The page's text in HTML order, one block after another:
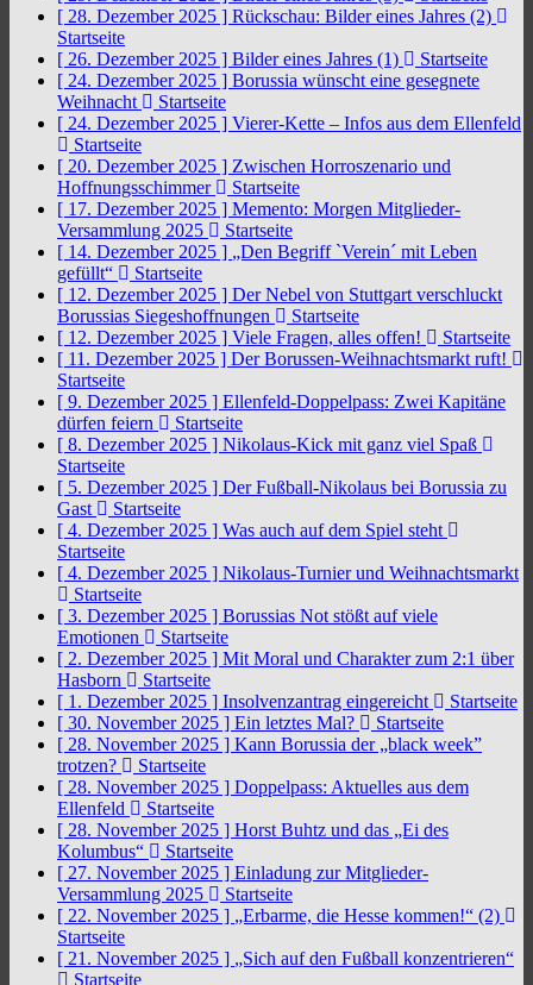
[ 28. Dezember 2025 ] Rückschau: Bilder eines Jahres (2)
Startseite
[ 26. Dezember 2025 ] Bilder eines Jahres (1)
Startseite
[ 24. Dezember 2025 ] Borussia wünscht eine gesegnete
Weihnacht
Startseite
[ 24. Dezember 2025 ] Vierer-Kette – Infos aus dem Ellenfeld
Startseite
[ 20. Dezember 2025 ] Zwischen Horroszenario und
Hoffnungsschimmer
Startseite
[ 17. Dezember 2025 ] Memento: Morgen Mitglieder-
Versammlung 2025
Startseite
[ 14. Dezember 2025 ] „Den Begriff `Verein´ mit Leben
gefüllt“
Startseite
[ 12. Dezember 2025 ] Der Nebel von Stuttgart verschluckt
Borussias Siegeshoffnungen
Startseite
[ 12. Dezember 2025 ] Viele Fragen, alles offen!
Startseite
[ 11. Dezember 2025 ] Der Borussen-Weihnachtsmarkt ruft!
Startseite
[ 9. Dezember 2025 ] Ellenfeld-Doppelpass: Zwei Kapitäne
dürfen feiern
Startseite
[ 8. Dezember 2025 ] Nikolaus-Kick mit ganz viel Spaß
Startseite
[ 5. Dezember 2025 ] Der Fußball-Nikolaus bei Borussia zu
Gast
Startseite
[ 4. Dezember 2025 ] Was auch auf dem Spiel steht
Startseite
[ 4. Dezember 2025 ] Nikolaus-Turnier und Weihnachtsmarkt
Startseite
[ 3. Dezember 2025 ] Borussias Not stößt auf viele
Emotionen
Startseite
[ 2. Dezember 2025 ] Mit Moral und Charakter zum 2:1 über
Hasborn
Startseite
[ 1. Dezember 2025 ] Insolvenzantrag eingereicht
Startseite
[ 30. November 2025 ] Ein letztes Mal?
Startseite
[ 28. November 2025 ] Kann Borussia der „black week”
trotzen?
Startseite
[ 28. November 2025 ] Doppelpass: Aktuelles aus dem
Ellenfeld
Startseite
[ 28. November 2025 ] Horst Buhtz und das „Ei des
Kolumbus“
Startseite
[ 27. November 2025 ] Einladung zur Mitglieder-
Versammlung 2025
Startseite
[ 22. November 2025 ] „Erbarme, die Hesse kommen!“ (2)
Startseite
[ 21. November 2025 ] „Sich auf den Fußball konzentrieren“
Startseite